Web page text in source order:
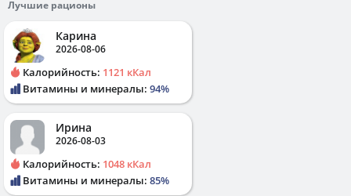
Лучшие рационы
Карина
2026-08-06
Калорийность: 1121 кКал
Витамины и минералы: 94%
Ирина
2026-08-03
Калорийность: 1048 кКал
Витамины и минералы: 85%